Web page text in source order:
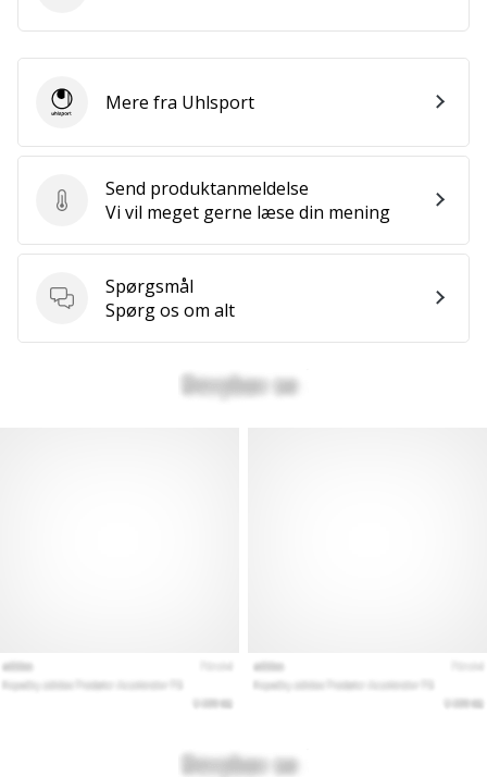
Send produktanmeldelse
Send produktanmeldelse
Vi vil meget gerne læse din mening
Spørgsmål
Spørgsmål
Spørg os om alt
UhlsportMere fra Uhlsport